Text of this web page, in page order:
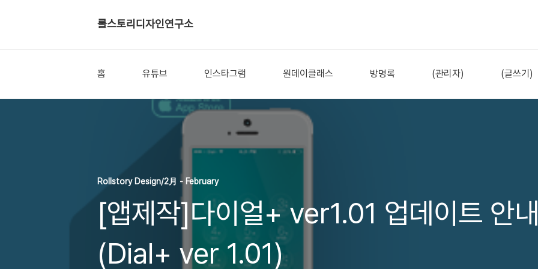
롤스토리디자인연구소
홈 유튜브 인스타그램 원데이클래스 방명록 (관리자) (글쓰기)
Rollstory Design/2月 - February
[앱제작]다이얼+ ver1.01 업데이트 안
(Dial+ ver 1.01)